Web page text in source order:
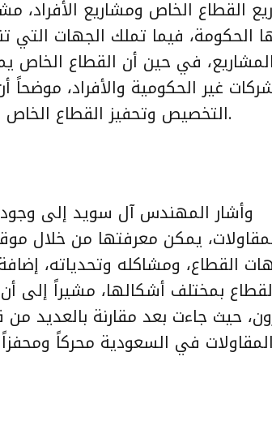
في حين أن القطاع الخاص
التخصيص وتحفيز القطاع الخاص ومساعدته على دخول قطاع المقاولات.
وأشار المهندس آل سويد إلى
يمكن معرفتها من خلال
القطاع، ومشاكله وتحدياته،
بمختلف أشكالها، مشيراً إلى
حيث جاءت بعد مقارنة بالعديد
في السعودية محركاً